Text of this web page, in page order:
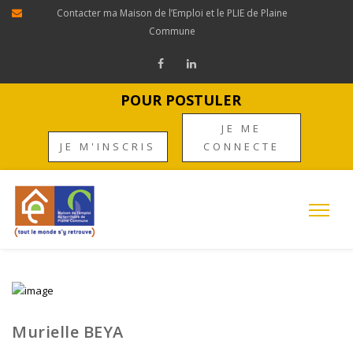
Contacter ma Maison de l’Emploi et le PLIE de Plaine
Commune
POUR POSTULER
JE M'INSCRIS
JE ME
CONNECTE
Murielle BEYA